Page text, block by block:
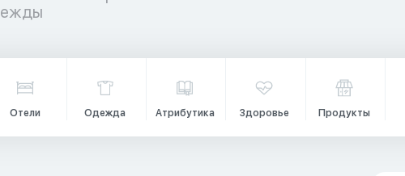
Отели Одежда Атрибутика Здоровье Продукты